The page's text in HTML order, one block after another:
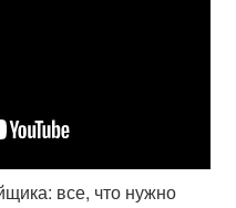
все, что нужно